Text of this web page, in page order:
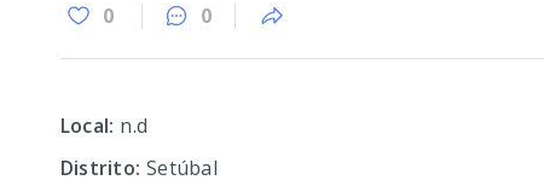
0 0
Local: n.d
Distrito: Setúbal